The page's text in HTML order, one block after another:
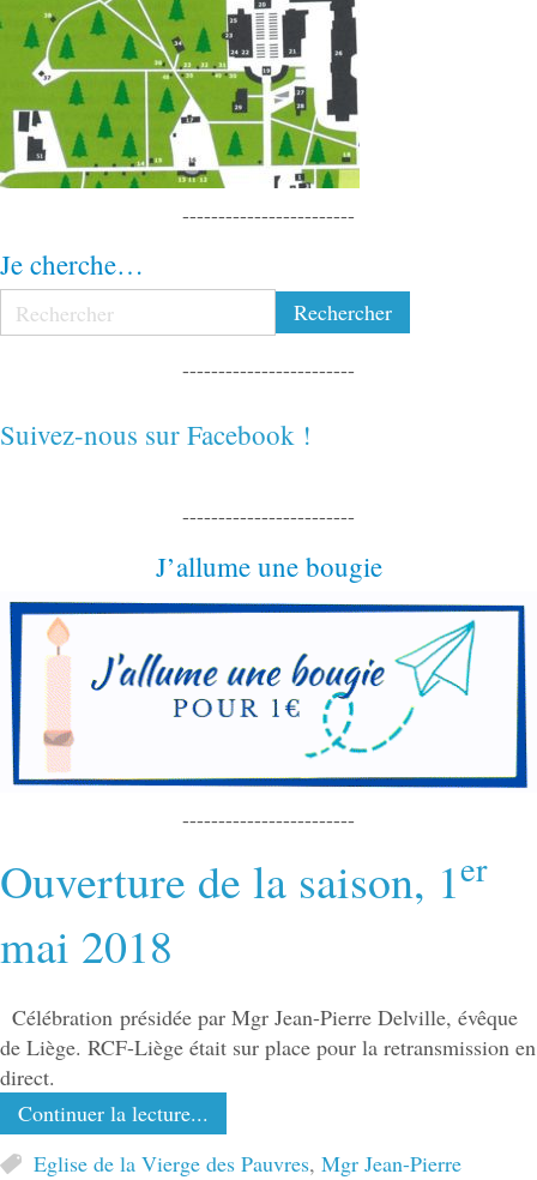
------------------------
Je cherche…
------------------------
Suivez-nous sur Facebook !
------------------------
J’allume une bougie
------------------------
Ouverture de la saison, 1er
mai 2018
Célébration présidée par Mgr Jean-Pierre Delville, évêque
de Liège. RCF-Liège était sur place pour la retransmission en
direct.
Continuer la lecture...
Eglise de la Vierge des Pauvres, Mgr Jean-Pierre